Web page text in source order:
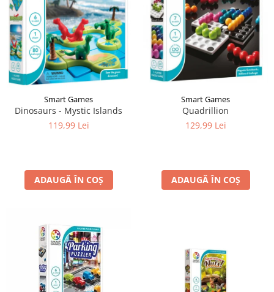
Smart Games
Dinosaurs - Mystic Islands
119,99 Lei
ADAUGĂ ÎN COȘ
Smart Games
Quadrillion
129,99 Lei
ADAUGĂ ÎN COȘ